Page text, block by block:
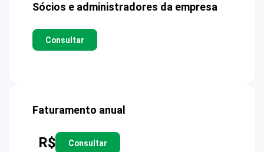
Sócios e administradores da empresa
Consultar
Faturamento anual
R$ Consultar